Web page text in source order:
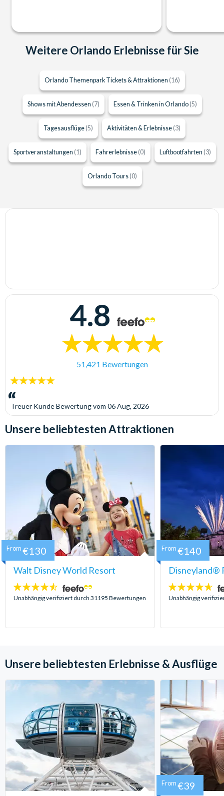
Weitere Orlando Erlebnisse für Sie
Orlando Themenpark Tickets & Attraktionen (16)
Shows mit Abendessen (7) Essen & Trinken in Orlando (5)
Tagesausflüge (5) Aktivitäten & Erlebnisse (3)
Sportveranstaltungen (1) Fahrerlebnisse (0) Luftbootfahrten (3)
Orlando Tours (0)
4.8
51,421 Bewertungen
5
Sterne:
Treuer KundeBewertung vom 06 Aug, 2026
Unsere beliebtesten Attraktionen
Walt Disney World Resort
4.5
Sterne:
Unabhängig verifiziert durch 31195 Bewertungen
From €130
Disneyland®
4.6
Sterne:
Unabhängig
From €140
Unsere beliebtesten Erlebnisse & Ausflüge
From €39